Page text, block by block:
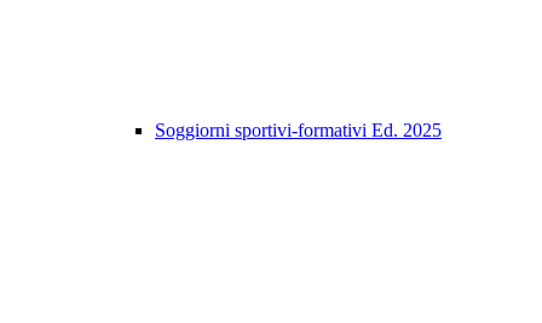
Soggiorni sportivi-formativi Ed. 2025